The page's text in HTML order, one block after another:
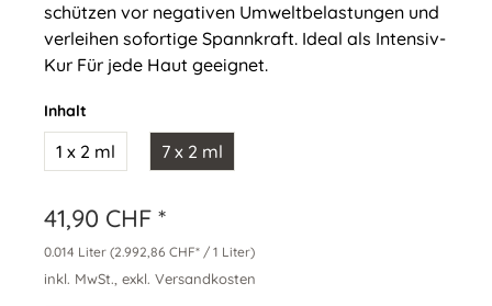
schützen vor negativen Umweltbelastungen und
verleihen sofortige Spannkraft. Ideal als Intensiv-
Kur Für jede Haut geeignet.
Inhalt
1 x 2 ml 7 x 2 ml
41,90 CHF *
0.014 Liter (2.992,86 CHF* / 1 Liter)
inkl. MwSt., exkl. Versandkosten